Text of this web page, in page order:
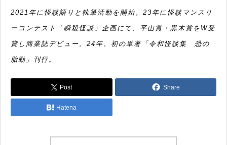
2021年に怪談語りと執筆活動を開始。23年に怪談マンスリ
ーコンテスト「瞬殺怪談」企画にて、平山賞・黒木賞をW受
賞し商業誌デビュー。24年、初の単著「令和怪談集 恐の
胎動」刊行。
Post Share
Hatena